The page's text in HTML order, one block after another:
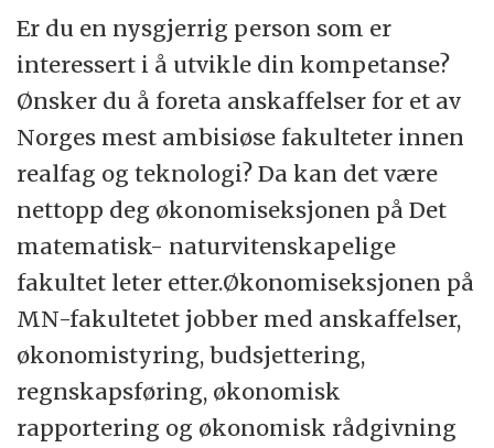
gjør UiO til en viktig samfunnsaktør.
Det matematisk-naturvitenskapelige
fakultets (MN) ambisjon er å være blant
Europas ledende miljøer innen forskning,
utdanning og innovasjon.
Vi har en lang og stolt tradisjon innen
forskning og utdanning i de klassiske
realfagene. Forskningen spenner over et vidt
spekter av fagområder innen alle
naturvitenskapene og teknologi.
Er du en nysgjerrig person som er
interessert i å utvikle din kompetanse?
Ønsker du å foreta anskaffelser for et av
Norges mest ambisiøse fakulteter innen
realfag og teknologi? Da kan det være
nettopp deg økonomiseksjonen på Det
matematisk- naturvitenskapelige
fakultet leter etter.Økonomiseksjonen på
MN-fakultetet jobber med anskaffelser,
økonomistyring, budsjettering,
regnskapsføring, økonomisk
rapportering og økonomisk rådgivning